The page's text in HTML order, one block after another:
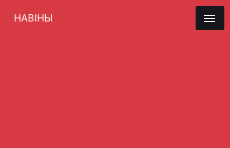
НАВІНЫ